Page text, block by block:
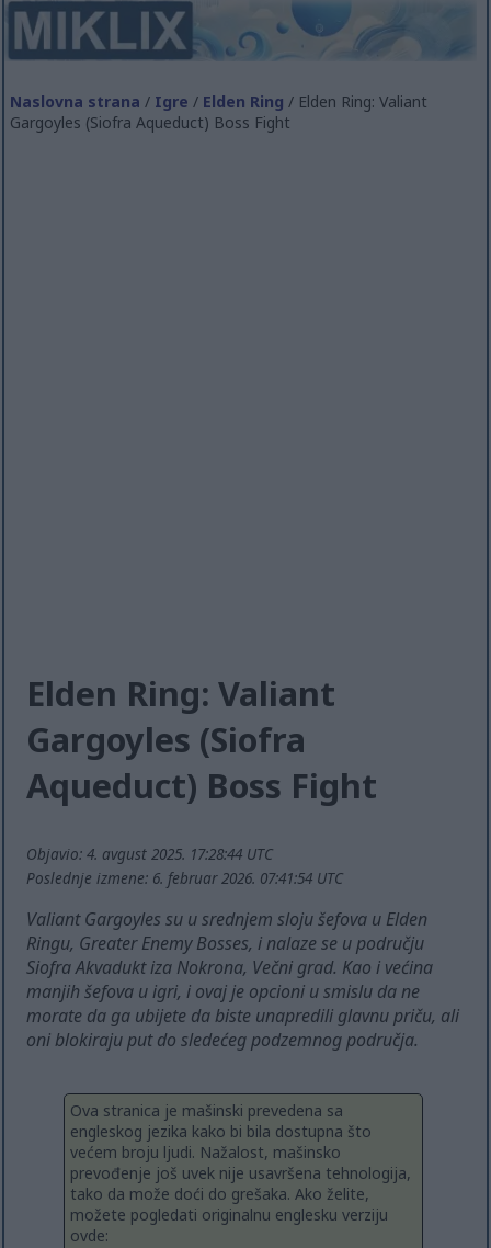
Naslovna strana / Igre / Elden Ring / Elden Ring: Valiant
Gargoyles (Siofra Aqueduct) Boss Fight
Elden Ring: Valiant
Gargoyles (Siofra
Aqueduct) Boss Fight
Objavio: 4. avgust 2025. 17:28:44 UTC
Poslednje izmene: 6. februar 2026. 07:41:54 UTC
Valiant Gargoyles su u srednjem sloju šefova u Elden
Ringu, Greater Enemy Bosses, i nalaze se u području
Siofra Akvadukt iza Nokrona, Večni grad. Kao i većina
manjih šefova u igri, i ovaj je opcioni u smislu da ne
morate da ga ubijete da biste unapredili glavnu priču, ali
oni blokiraju put do sledećeg podzemnog područja.
Ova stranica je mašinski prevedena sa
engleskog jezika kako bi bila dostupna što
većem broju ljudi. Nažalost, mašinsko
prevođenje još uvek nije usavršena tehnologija,
tako da može doći do grešaka. Ako želite,
možete pogledati originalnu englesku verziju
ovde: